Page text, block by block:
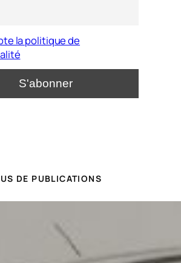
la politique de
DE PUBLICATIONS